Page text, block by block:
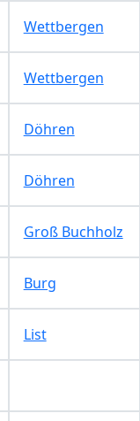
Wettbergen
Wettbergen
Döhren
Döhren
Groß Buchholz
Burg
List